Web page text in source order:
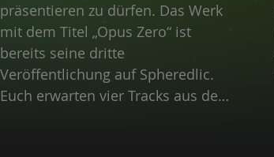
präsentieren zu dürfen. Das Werk
mit dem Titel „Opus Zero“ ist
bereits seine dritte
Veröffentlichung auf Spheredlic.
Euch erwarten vier Tracks aus dem